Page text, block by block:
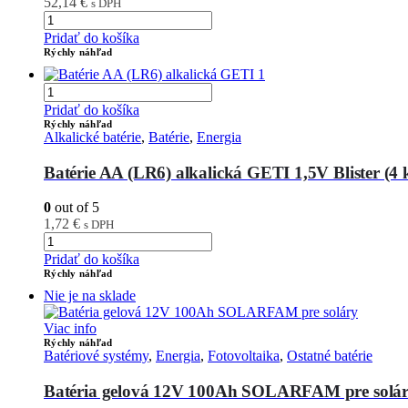
s DPH
Pridať do košíka
Rýchly náhľad
Pridať do košíka
Rýchly náhľad
Alkalické batérie, Batérie, Energia
Batérie AA (LR6) alkalická GETI 1,5V Blister (4
0 out of 5
1,72 € s DPH
Pridať do košíka
Rýchly náhľad
Nie je na sklade
Viac info
Rýchly náhľad
Batériové systémy, Energia, Fotovoltaika, Ostatné batérie
Batéria gelová 12V 100Ah SOLARFAM pre